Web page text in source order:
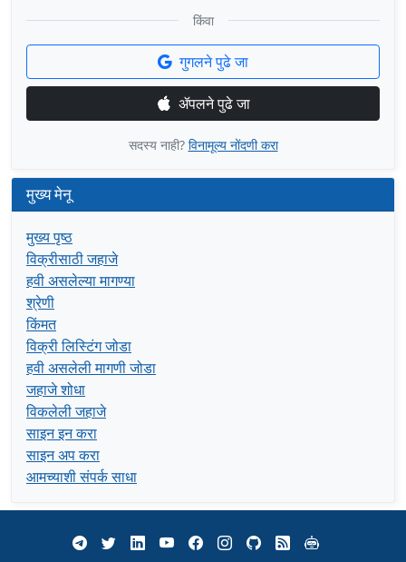
किंवा
गुगलने पुढे जा
ॲपलने पुढे जा
सदस्य नाही? विनामूल्य नोंदणी करा
मुख्य मेनू
मुख्य पृष्ठ
विक्रीसाठी जहाजे
हवी असलेल्या मागण्या
श्रेणी
किंमत
विक्री लिस्टिंग जोडा
हवी असलेली मागणी जोडा
जहाजे शोधा
विकलेली जहाजे
साइन इन करा
साइन अप करा
आमच्याशी संपर्क साधा